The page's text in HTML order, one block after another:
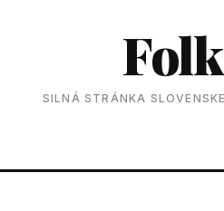
Folk
SILNÁ STRÁNKA